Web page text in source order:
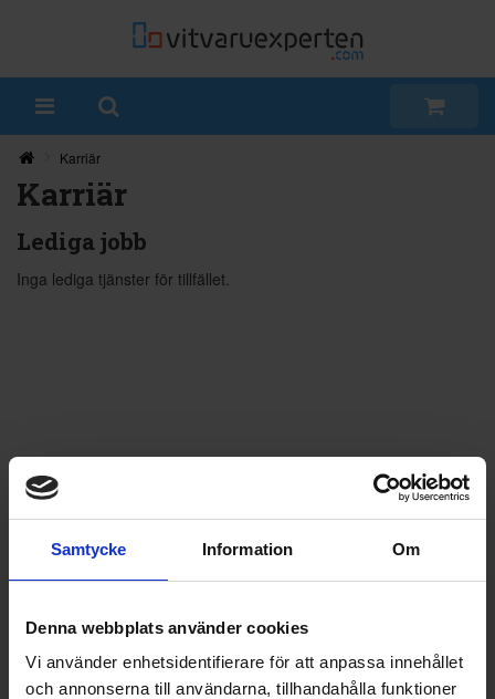
Samtycke Information Om
Denna webbplats använder cookies
Vi använder enhetsidentifierare för att anpassa innehållet
och annonserna till användarna, tillhandahålla funktioner
Karriär
Karriär
Lediga jobb
Inga lediga tjänster för tillfället.